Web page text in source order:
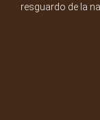
resguardo de la